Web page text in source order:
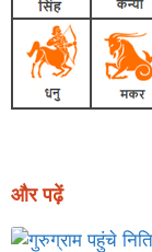
और पढ़ें